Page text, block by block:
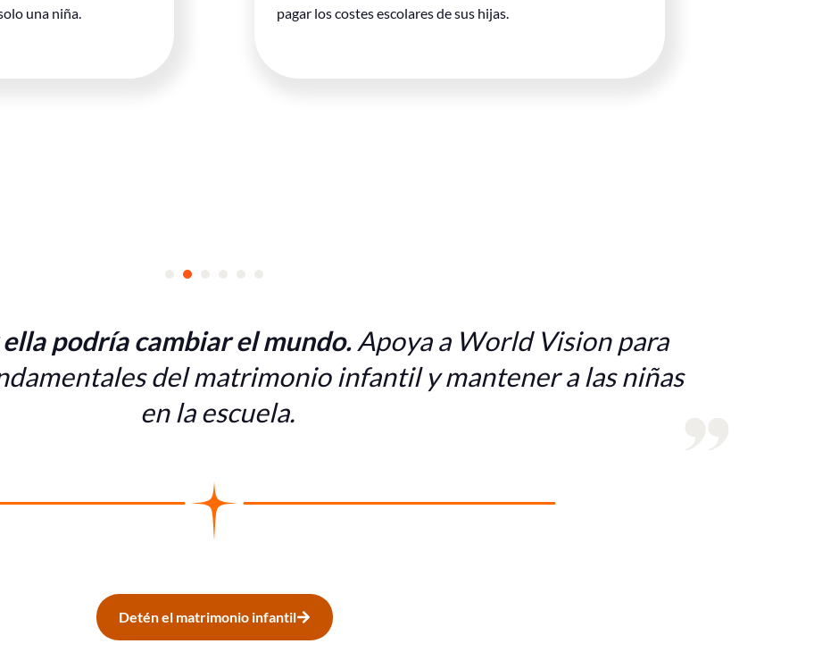
una niña.
pagar los costes escolares de sus hijas.
podría cambiar el mundo.Apoya a World Vision para
del matrimonio infantil y mantener a las niñas
en la escuela.
Detén el matrimonio infantil